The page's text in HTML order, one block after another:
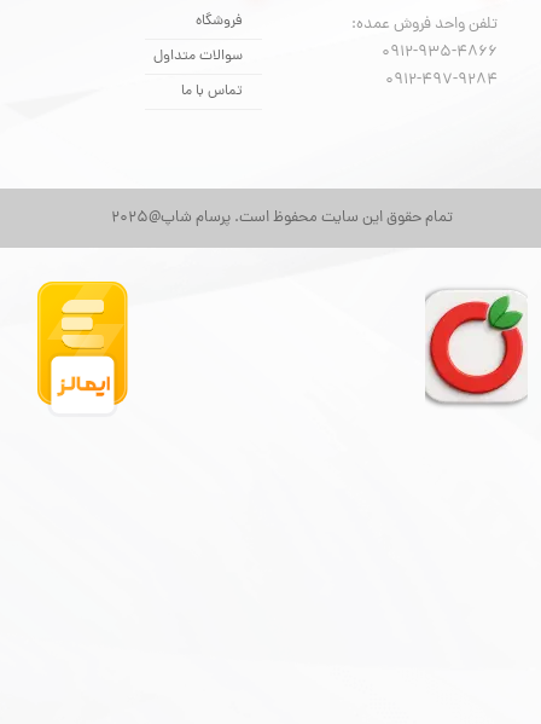
تمام حقوق این سایت محفوظ است. پرسام شاپ@2025
فروشگاه
سوالات متداول
تماس با ما
تلفن واحد فروش عمده:
0912-935-4866
​​​​​​​0912-497-9284